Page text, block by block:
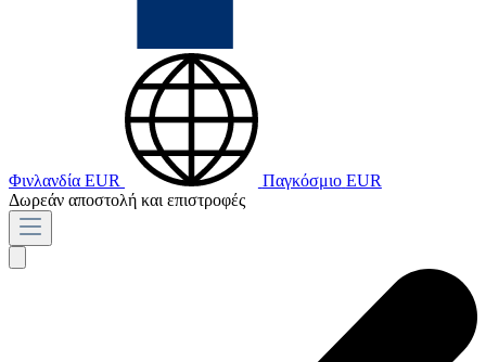
Φινλανδία EUR Παγκόσμιο EUR
Δωρεάν αποστολή και επιστροφές